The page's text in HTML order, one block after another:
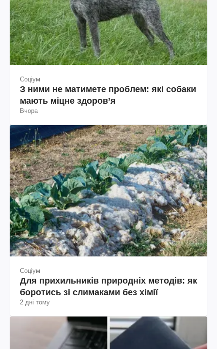
Соціум
З ними не матимете проблем: які собаки
мають міцне здоров’я
Вчора
Соціум
Для прихильників природніх методів: як
боротись зі слимаками без хімії
2 дні тому